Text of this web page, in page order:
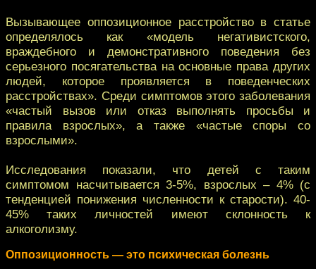
Вызывающее оппозиционное расстройство в статье
определялось как «модель негативистского,
враждебного и демонстративного поведения без
серьезного посягательства на основные права других
людей, которое проявляется в поведенческих
расстройствах». Среди симптомов этого заболевания
«частый вызов или отказ выполнять просьбы и
правила взрослых», а также «частые споры со
взрослыми».
Исследования показали, что детей с таким
симптомом насчитывается 3-5%, взрослых – 4% (с
тенденцией понижения численности к старости). 40-
45% таких личностей имеют склонность к
алкоголизму.
Оппозиционность — это психическая болезнь